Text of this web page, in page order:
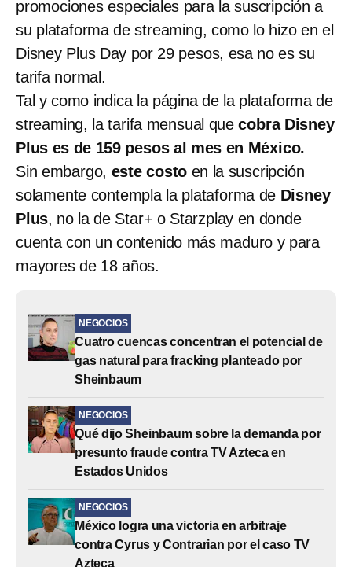
promociones especiales para la suscripción a
su plataforma de streaming, como lo hizo en el
Disney Plus Day por 29 pesos, esa no es su
tarifa normal.
Tal y como indica la página de la plataforma de
streaming, la tarifa mensual quecobra Disney
Plus es de 159 pesos al mes en México.
Sin embargo, este costo en la suscripción
solamente contempla la plataforma de Disney
Plus, no la de Star+ o Starzplay en donde
cuenta con un contenido más maduro y para
mayores de 18 años.
NEGOCIOS
Cuatro cuencas concentran el potencial de
gas natural para fracking planteado por
Sheinbaum
NEGOCIOS
Qué dijo Sheinbaum sobre la demanda por
presunto fraude contra TV Azteca en
Estados Unidos
NEGOCIOS
México logra una victoria en arbitraje
contra Cyrus y Contrarian por el caso TV
Azteca